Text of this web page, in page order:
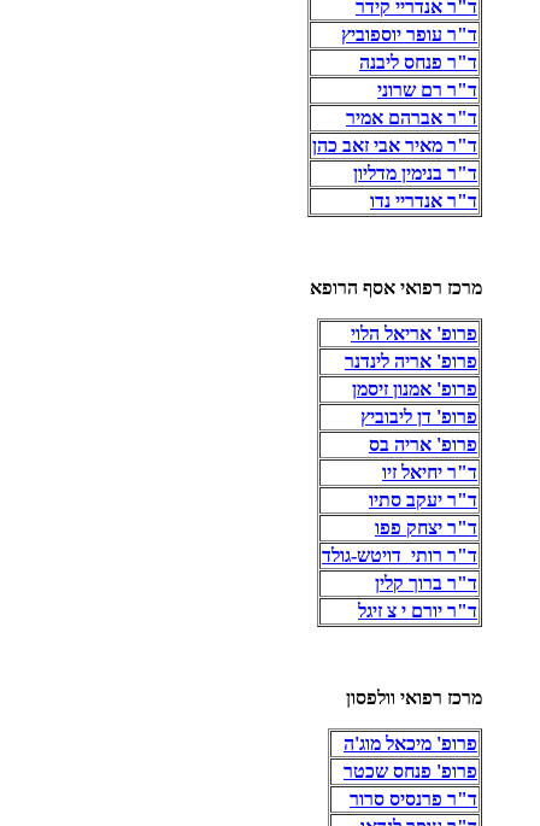
ד"ר אנדריי קידר
ד"ר עופר יוספוביץ
ד"ר פנחס ליבנה
ד"ר רם שרוני
ד"ר אברהם אמיר
ד"ר מאיר אבי זאב כהן
ד"ר בנימין מדליון
ד"ר אנדריי נדו
מרכז רפואי אסף הרופא
פרופ' אריאל הלוי
פרופ' אריה לינדנר
פרופ' אמנון זיסמן
פרופ' דן ליבוביץ
פרופ' אריה בס
ד"ר יחיאל זיו
ד"ר יעקב סתיו
ד"ר יצחק פפו
ד"ר רותי דויטש-גולד
ד"ר ברוך קלין
ד"ר יורם י צ זיגל
מרכז רפואי וולפסון
פרופ' מיכאל מוג'ה
פרופ' פנחס שכטר
ד"ר פרנסיס סרור